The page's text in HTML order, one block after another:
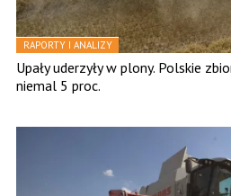
RAPORTY I ANALIZY
Upały uderzyły w plony. Polskie
niemal 5 proc.